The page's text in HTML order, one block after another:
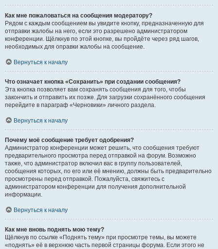
Как мне пожаловаться на сообщения модератору?
Рядом с каждым сообщением вы увидите кнопку, предназначенную для
отправки жалобы на него, если это разрешено администратором
конференции. Щёлкнув по этой кнопке, вы пройдёте через ряд шагов,
необходимых для оправки жалобы на сообщение.
Вернуться к началу
Что означает кнопка «Сохранить» при создании сообщения?
Эта кнопка позволяет вам сохранять сообщения для того, чтобы
закончить и отправить их позже. Для загрузки сохранённого сообщения
перейдите в параграф «Черновики» личного раздела.
Вернуться к началу
Почему моё сообщение требует одобрения?
Администратор конференции может решить, что сообщения требуют
предварительного просмотра перед отправкой на форум. Возможно
также, что администратор включил вас в группу пользователей,
сообщения которых, по его или её мнению, должны быть предварительно
просмотрены перед отправкой. Пожалуйста, свяжитесь с
администратором конференции для получения дополнительной
информации.
Вернуться к началу
Как мне вновь поднять мою тему?
Щёлкнув по ссылке «Поднять тему» при просмотре темы, вы можете
«поднять» её в верхнюю часть первой страницы форума. Если этого не